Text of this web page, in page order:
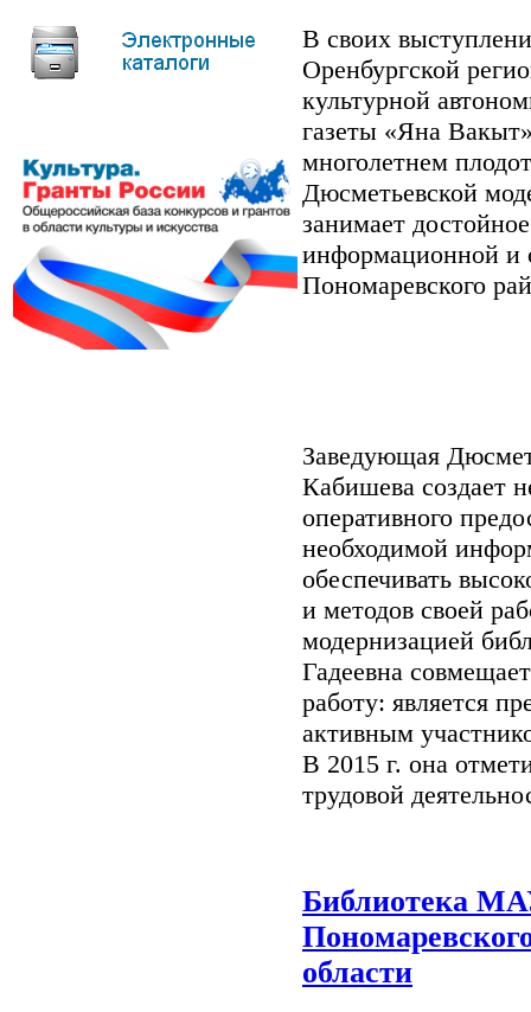
В своих
Оренбургской
культурной
газеты «Яна
многолетнем
Дюсметьевской
занимает
информационной и
Пономаревского
Заведующая
Кабишева создает
оперативного
необходимой
обеспечивать
и методов своей
модернизацией
Гадеевна
работу: является
активным
В 2015 г. она
трудовой
Библиотека
области